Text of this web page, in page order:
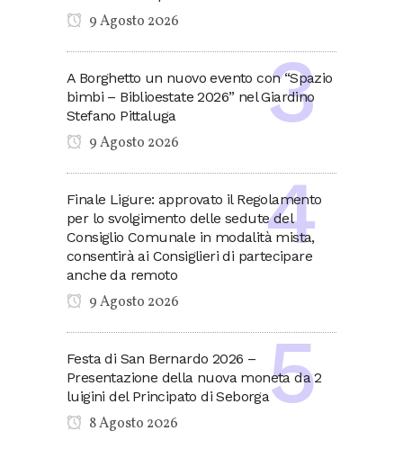
9 Agosto 2026
A Borghetto un nuovo evento con “Spazio
bimbi – Biblioestate 2026” nel Giardino
Stefano Pittaluga
9 Agosto 2026
Finale Ligure: approvato il Regolamento
per lo svolgimento delle sedute del
Consiglio Comunale in modalità mista,
consentirà ai Consiglieri di partecipare
anche da remoto
9 Agosto 2026
Festa di San Bernardo 2026 –
Presentazione della nuova moneta da 2
luigini del Principato di Seborga
8 Agosto 2026